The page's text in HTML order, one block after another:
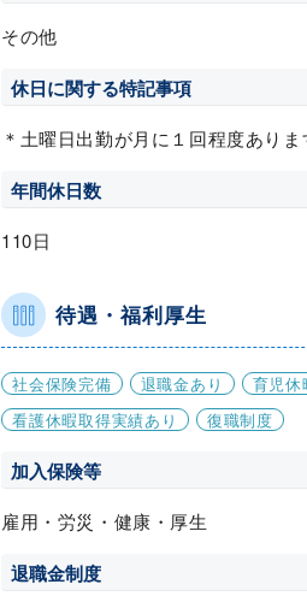
その他
休日に関する特記事項
＊土曜日出勤が月に１回程度ありま
年間休日数
110日
待遇・福利厚生
社会保険完備 退職金あり 育児休
看護休暇取得実績あり
復職制度
加入保険等
雇用・労災・健康・厚生
退職金制度